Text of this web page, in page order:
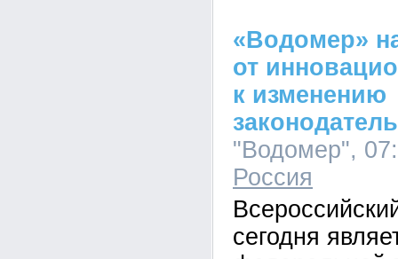
«Водомер»
от
к изменению
"Водомер",
Россия
сегодня